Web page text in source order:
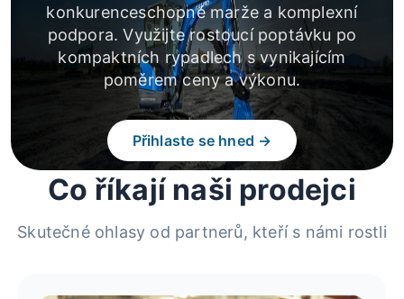
konkurenceschopné marže a komplexní
podpora. Využijte rostoucí poptávku po
kompaktních rypadlech s vynikajícím
poměrem ceny a výkonu.
Přihlaste se hned →
Co říkají naši prodejci
Skutečné ohlasy od partnerů, kteří s námi rostli